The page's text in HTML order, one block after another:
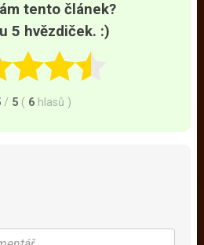
tento článek?
5 hvězdiček. :)
/ 5 ( 6 hlasů )